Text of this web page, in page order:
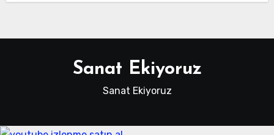
Sanat Ekiyoruz
Sanat Ekiyoruz